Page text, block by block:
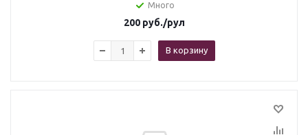
Много
200 руб./рул
В корзину